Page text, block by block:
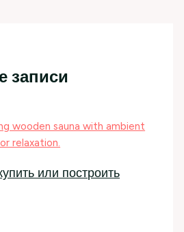
записи
или построить